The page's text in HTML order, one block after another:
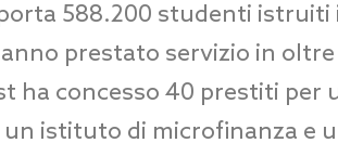
588.200 studenti istruiti
prestato servizio in oltre
ha concesso 40 prestiti per
un istituto di microfinanza e